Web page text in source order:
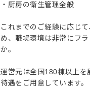
・厨房の衛生管理全般
これまでのご経験に応じ
め、職場環境は非常にフ
か。
運営元は全国180棟以上を
待遇をご用意しています。